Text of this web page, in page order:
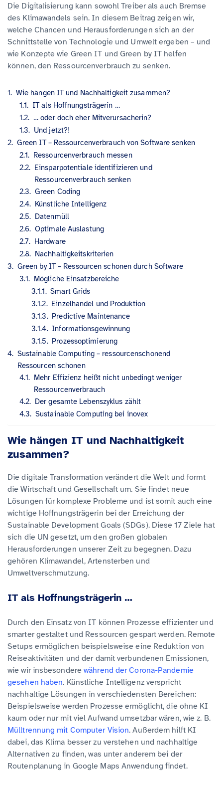
Die Digitalisierung kann sowohl Treiber als auch Bremse
des Klimawandels sein. In diesem Beitrag zeigen wir,
welche Chancen und Herausforderungen sich an der
Schnittstelle von Technologie und Umwelt ergeben – und
wie Konzepte wie Green IT und Green by IT helfen
können, den Ressourcenverbrauch zu senken.
Wie hängen IT und Nachhaltigkeit zusammen?
IT als Hoffnungsträgerin …
… oder doch eher Mitverursacherin?
Und jetzt?!
Green IT – Ressourcenverbrauch von Software senken
Ressourcenverbrauch messen
Einsparpotentiale identifizieren und
Ressourcenverbrauch senken
Green Coding
Künstliche Intelligenz
Datenmüll
Optimale Auslastung
Hardware
Nachhaltigkeitskriterien
Green by IT – Ressourcen schonen durch Software
Mögliche Einsatzbereiche
Smart Grids
Einzelhandel und Produktion
Predictive Maintenance
Informationsgewinnung
Prozessoptimierung
Sustainable Computing – ressourcenschonend
Ressourcen schonen
Mehr Effizienz heißt nicht unbedingt weniger
Ressourcenverbrauch
Der gesamte Lebenszyklus zählt
Sustainable Computing bei inovex
Wie hängen IT und Nachhaltigkeit
zusammen?
Die digitale Transformation verändert die Welt und formt
die Wirtschaft und Gesellschaft um. Sie findet neue
Lösungen für komplexe Probleme und ist somit auch eine
wichtige Hoffnungsträgerin bei der Erreichung der
Sustainable Development Goals (SDGs). Diese 17 Ziele hat
sich die UN gesetzt, um den großen globalen
Herausforderungen unserer Zeit zu begegnen. Dazu
gehören Klimawandel, Artensterben und
Umweltverschmutzung.
IT als Hoffnungsträgerin …
Durch den Einsatz von IT können Prozesse effizienter und
smarter gestaltet und Ressourcen gespart werden. Remote
Setups ermöglichen beispielsweise eine Reduktion von
Reiseaktivitäten und der damit verbundenen Emissionen,
wie wir insbesonderewährend der Corona-Pandemie
gesehen haben. Künstliche Intelligenz verspricht
nachhaltige Lösungen in verschiedensten Bereichen:
Beispielsweise werden Prozesse ermöglicht, die ohne KI
kaum oder nur mit viel Aufwand umsetzbar wären, wie z. B.
Mülltrennung mit Computer Vision. Außerdem hilft KI
dabei, das Klima besser zu verstehen und nachhaltige
Alternativen zu finden, was unter anderem bei der
Routenplanung in Google Maps Anwendung findet.